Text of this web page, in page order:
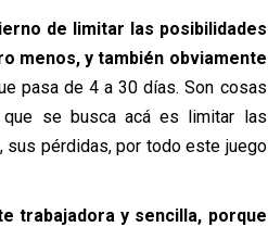
de limitar las posibilidades
menos, y también obviamente
pasa de 4 a 30 días. Son cosas
que se busca acá es limitar las
sus pérdidas, por todo este juego
trabajadora y sencilla, porque